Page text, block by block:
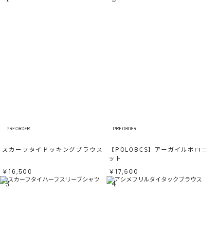
PRE ORDER
スカーフタイドッキングブラウス
￥16,500
PRE ORDER
【POLOBCS】アーガイルポロニ
ット
￥17,600
3 4